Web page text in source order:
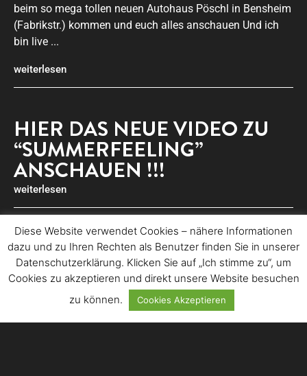
beim so mega tollen neuen Autohaus Pöschl in Bensheim
(Fabrikstr.) kommen und euch alles anschauen Und ich
bin live ...
weiterlesen
HIER DAS NEUE VIDEO ZU
“SUMMERFEELING”
ANSCHAUEN !!!
weiterlesen
DIE NEUE SINGLE
AUSKOPPELUNG IST
“SUMMERFEELING” !!!
Am 22.05.26 geht die neue Single Auskoppelung
“Summerfeeling” an den Start – aus dem Chart Album
Diese Website verwendet Cookies – nähere Informationen
dazu und zu Ihren Rechten als Benutzer finden Sie in unserer
Datenschutzerklärung. Klicken Sie auf „Ich stimme zu“, um
Cookies zu akzeptieren und direkt unsere Website besuchen
zu können.
Cookies Akzeptieren